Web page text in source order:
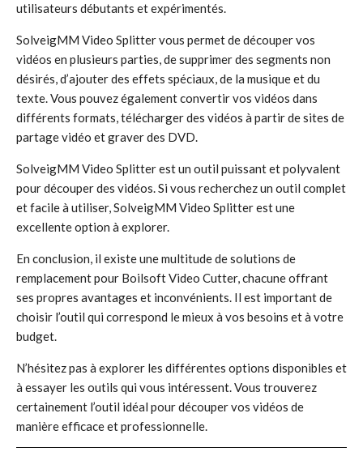
utilisateurs débutants et expérimentés.
SolveigMM Video Splitter vous permet de découper vos
vidéos en plusieurs parties, de supprimer des segments non
désirés, d’ajouter des effets spéciaux, de la musique et du
texte. Vous pouvez également convertir vos vidéos dans
différents formats, télécharger des vidéos à partir de sites de
partage vidéo et graver des DVD.
SolveigMM Video Splitter est un outil puissant et polyvalent
pour découper des vidéos. Si vous recherchez un outil complet
et facile à utiliser, SolveigMM Video Splitter est une
excellente option à explorer.
En conclusion, il existe une multitude de solutions de
remplacement pour Boilsoft Video Cutter, chacune offrant
ses propres avantages et inconvénients. Il est important de
choisir l’outil qui correspond le mieux à vos besoins et à votre
budget.
N’hésitez pas à explorer les différentes options disponibles et
à essayer les outils qui vous intéressent. Vous trouverez
certainement l’outil idéal pour découper vos vidéos de
manière efficace et professionnelle.